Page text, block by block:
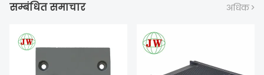
सम्बंधित समाचार अधिक >